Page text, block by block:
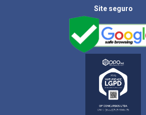
Site seguro